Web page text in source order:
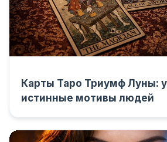
Карты Таро Триумф Луны:
истинные мотивы людей